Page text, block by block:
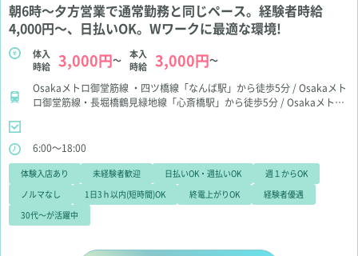
朝6時～夕方営業で通常勤務と同じペース。経験者時給
4,000円～、日払いOK。Wワークに最適な環境!
体入
時給
3,000円～
本入
時給
3,000円～
Osakaメトロ御堂筋線 ・四ツ橋線「なんば駅」から徒歩5分 / Osakaメト
ロ御堂筋線・長堀橋鶴見緑地線「心斎橋駅」から徒歩5分 / Osakaメトロ
6:00～18:00
体験入店あり 未経験者歓迎 日払いOK・週払いOK
週１からOK
ノルマなし
1日3ｈ以内(短時間)OK 終電上がりOK
経験者優遇
30代～が活躍中